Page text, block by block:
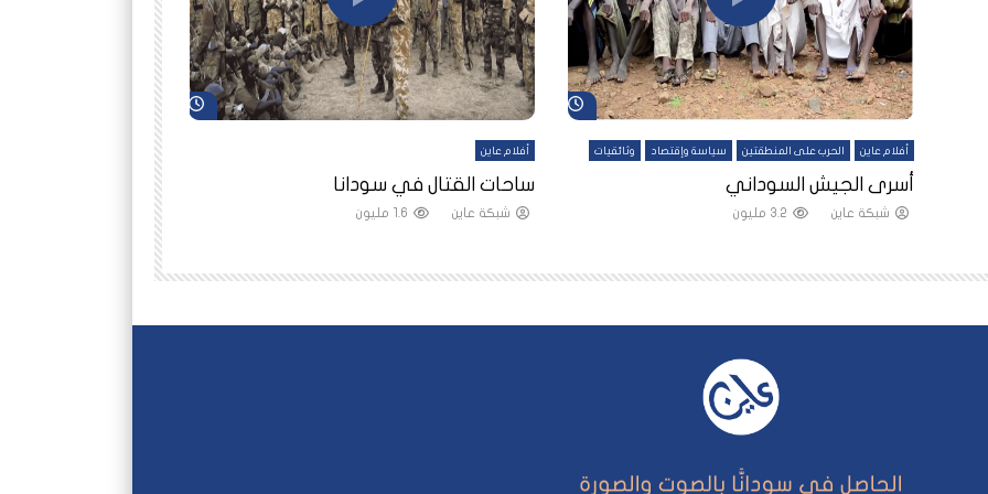
شاهد لاحقاً شاهد لاحقاً
أفلام عاين الحرب على المنطقتين سياسة وإقتصاد وثائقيات
أسرى الجيش السوداني
شبكة عاين 3.2 مليون
شاهد لاحقاً
أفلام عاين
ساحات القتال في سودانا
شبكة عاين 1.6 مليون
رانيا مأمون: الثمن